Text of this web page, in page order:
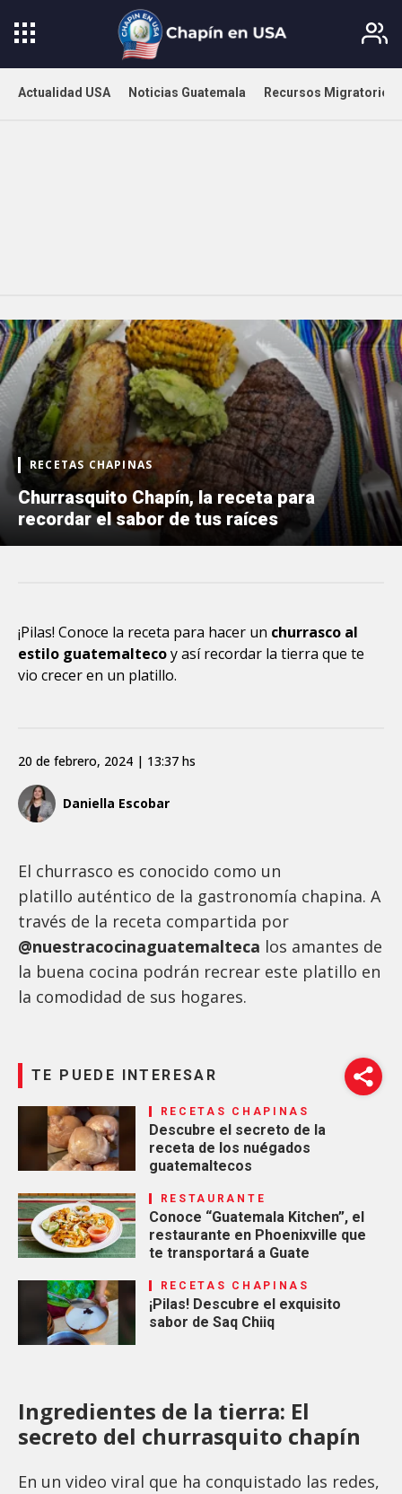
Actualidad USA Noticias Guatemala Recursos Migratorios
RECETAS CHAPINAS
Churrasquito Chapín, la receta para
recordar el sabor de tus raíces
¡Pilas! Conoce la receta para hacer un churrasco al
estilo guatemaltecoy así recordar la tierra que te
vio crecer en un platillo.
Daniella Escobar
20 de febrero, 2024 | 13:37 hs
El churrasco es conocido como un
platillo auténtico de la gastronomía chapina. A
través de la receta compartida por
@nuestracocinaguatemalteca los amantes de
la buena cocina podrán recrear este platillo en
la comodidad de sus hogares.
TE PUEDE INTERESAR
RECETAS CHAPINAS
Descubre el secreto de la
receta de los nuégados
guatemaltecos
RESTAURANTE
Conoce “Guatemala Kitchen”, el
restaurante en Phoenixville que
te transportará a Guate
RECETAS CHAPINAS
¡Pilas! Descubre el exquisito
sabor de Saq Chiiq
Ingredientes de la tierra: El
secreto del churrasquito chapín
En un video viral que ha conquistado las redes,